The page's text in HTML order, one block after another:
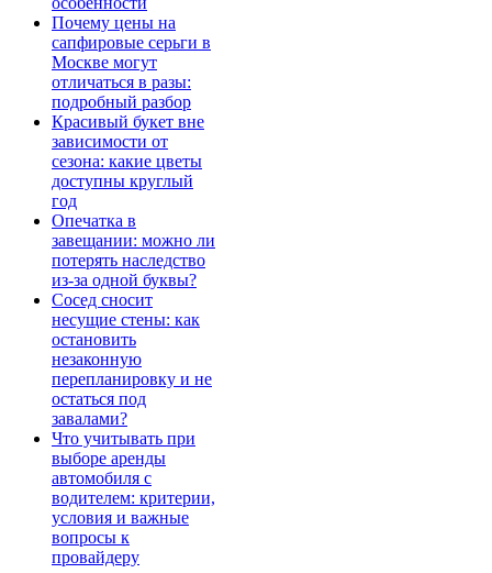
Почему цены на
сапфировые серьги в
Москве могут
отличаться в разы:
подробный разбор
Красивый букет вне
зависимости от
сезона: какие цветы
доступны круглый
год
Опечатка в
завещании: можно ли
потерять наследство
из-за одной буквы?
Сосед сносит
несущие стены: как
остановить
незаконную
перепланировку и не
остаться под
завалами?
Что учитывать при
выборе аренды
автомобиля с
водителем: критерии,
условия и важные
вопросы к
провайдеру